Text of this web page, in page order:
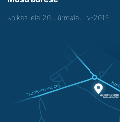
Kolkas iela 20, Jūrmala, LV-2012